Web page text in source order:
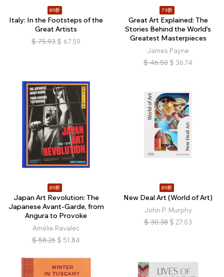
89折
Italy: In the Footsteps of the
Great Artists
$ 75.93 $ 67.59
79折
Great Art Explained: The
Stories Behind the World's
Greatest Masterpieces
James Payne
$ 46.50 $ 36.74
89折
Japan Art Revolution: The
Japanese Avant-Garde, from
Angura to Provoke
Amélie Ravalec
$ 58.26 $ 51.84
89折
New Deal Art (World of Art)
John P. Murphy
$ 30.38 $ 27.03